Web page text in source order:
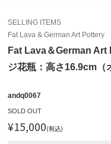
SELLING ITEMS
Fat Lava & German Art Pottery
Fat Lava＆German Art
ジ花瓶：高さ16.9cm（
andq0067
SOLD OUT
¥15,000(税込)